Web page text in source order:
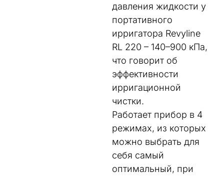
давления жидкости у
портативного
ирригатора Revyline
RL 220 – 140–900 кПа,
что говорит об
эффективности
ирригационной
чистки.
Работает прибор в 4
режимах, из которых
можно выбрать для
себя самый
оптимальный, при